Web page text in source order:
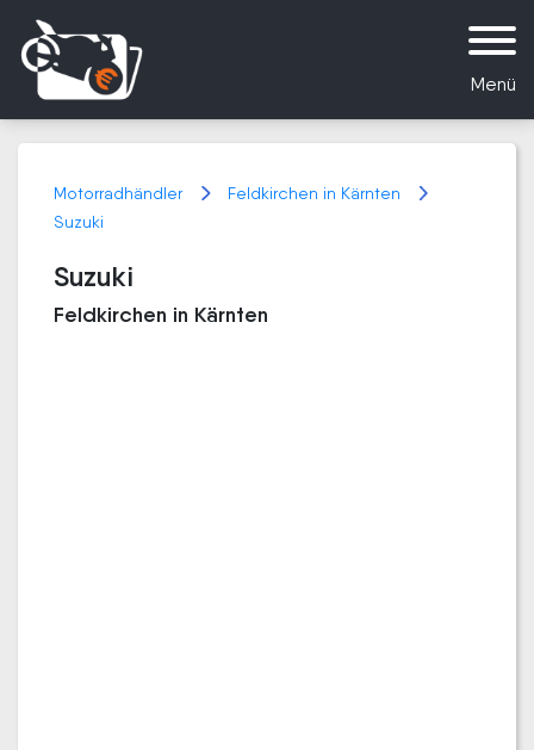
Menü
Motorradhändler
Feldkirchen in Kärnten
Suzuki
Suzuki
Feldkirchen in Kärnten